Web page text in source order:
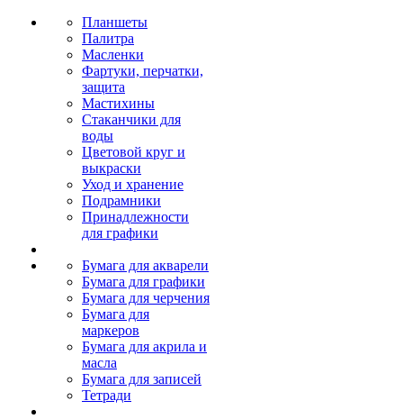
Планшеты
Палитра
Масленки
Фартуки, перчатки,
защита
Мастихины
Стаканчики для
воды
Цветовой круг и
выкраски
Уход и хранение
Подрамники
Принадлежности
для графики
Бумага для акварели
Бумага для графики
Бумага для черчения
Бумага для
маркеров
Бумага для акрила и
масла
Бумага для записей
Тетради